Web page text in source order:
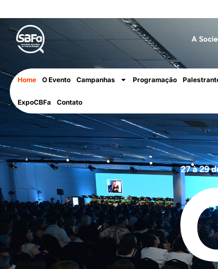
A
Home O Evento Campanhas Programação
ExpoCBFa Contato
27 à 29